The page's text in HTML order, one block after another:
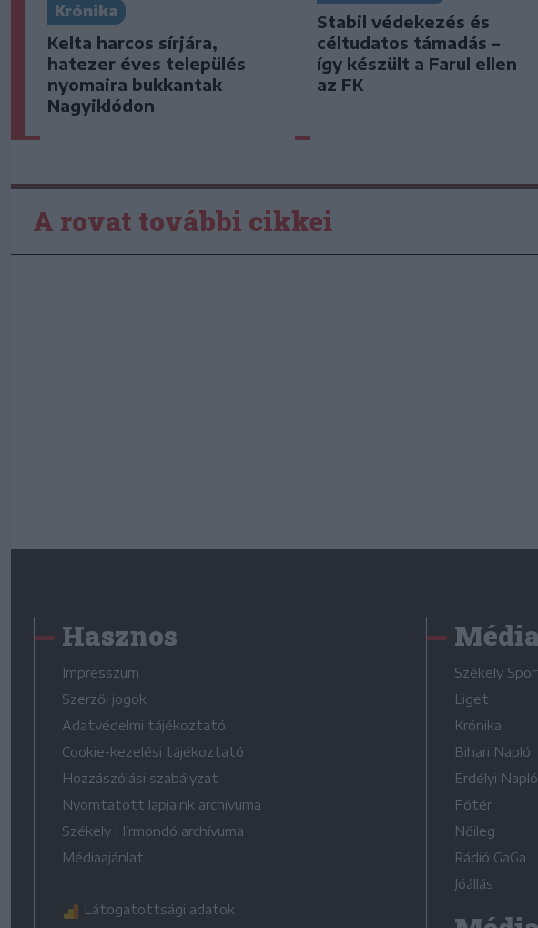
Krónika
Kelta harcos sírjára,
hatezer éves település
nyomaira bukkantak
Nagyiklódon
Stabil védekezés és
céltudatos támadás –
így készült a Farul ellen
az FK
A rovat további cikkei
Hasznos
Impresszum
Szerzői jogok
Adatvédelmi tájékoztató
Cookie-kezelési tájékoztató
Hozzászólási szabályzat
Nyomtatott lapjaink archívuma
Székely Hírmondó archívuma
Médiaajánlat
Látogatottsági adatok
Székely
Liget
Krónika
Bihari Napló
Erdélyi Napló
Főtér
Nőileg
Rádió GaGa
Jóállás